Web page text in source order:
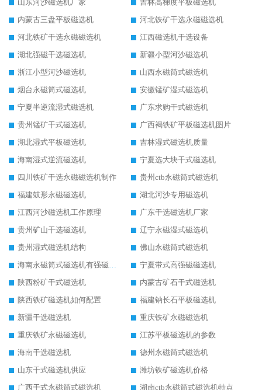
山东河沙磁选机厂家
吉林高梯度平板磁选机
内蒙古三盘平板磁选机
河北铁矿干选永磁磁选机
河北铁矿干选永磁磁选机
江西磁选机干选设备
湖北强磁干选磁选机
新疆小型河沙磁选机
浙江小型河沙磁选机
山西永磁筒式磁选机
烟台永磁筒式磁选机
安徽锰矿湿式磁选机
宁夏半逆流湿式磁选机
广东求购干式磁选机
贵州锰矿干式磁选机
广西褐铁矿平板磁选机图片
湖北湿式平板磁选机
吉林湿式磁选机质量
海南湿式逆流磁选机
宁夏选大块干式磁选机
四川铁矿干选永磁磁选机制作
贵州ctb永磁筒式磁选机
福建鼓形永磁磁选机
湖北河沙专用磁选机
江西河沙磁选机工作原理
广东干选磁选机厂家
贵州矿山干选磁选机
辽宁永磁湿式磁选机
贵州湿式磁选机结构
佛山永磁筒式磁选机
海南永磁筒式磁选机有强磁的吗
宁夏带式高强磁磁选机
陕西粉矿干式磁选机
内蒙古矿石干式磁选机
陕西铁矿磁选机如何配置
福建钠长石平板磁选机
新疆干选磁选机
重庆铁矿永磁磁选机
重庆铁矿永磁磁选机
江苏平板磁选机的参数
海南干选磁选机
德州永磁筒式磁选机
山东干式磁选机供应
潍坊铁矿磁选机价格
广西干式永磁筒式磁选机
湖南ctb永磁筒式磁选机特点